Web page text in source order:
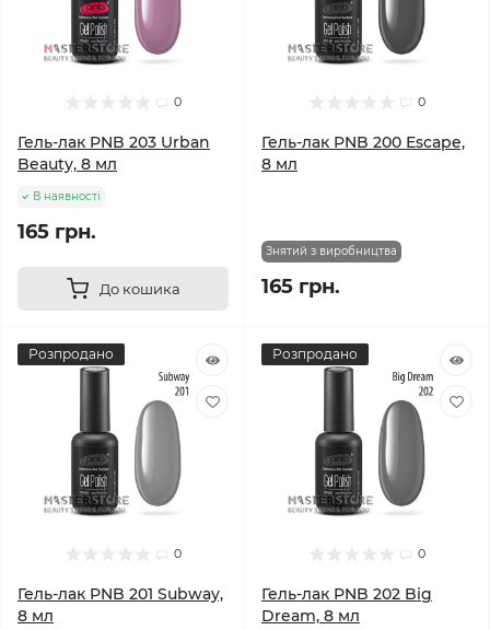
0
Гель-лак PNB 203 Urban
Beauty, 8 мл
В наявності
165 грн.
До кошика
0
Гель-лак PNB 200 Escape,
8 мл
Знятий з виробництва
165 грн.
Розпродано
0
Гель-лак PNB 201 Subway,
8 мл
Розпродано
0
Гель-лак PNB 202 Big
Dream, 8 мл